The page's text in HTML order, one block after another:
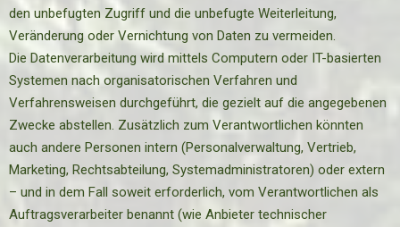
den unbefugten Zugriff und die unbefugte Weiterleitung,
Veränderung oder Vernichtung von Daten zu vermeiden.
Die Datenverarbeitung wird mittels Computern oder IT-basierten
Systemen nach organisatorischen Verfahren und
Verfahrensweisen durchgeführt, die gezielt auf die angegebenen
Zwecke abstellen. Zusätzlich zum Verantwortlichen könnten
auch andere Personen intern (Personalverwaltung, Vertrieb,
Marketing, Rechtsabteilung, Systemadministratoren) oder extern
– und in dem Fall soweit erforderlich, vom Verantwortlichen als
Auftragsverarbeiter benannt (wie Anbieter technischer